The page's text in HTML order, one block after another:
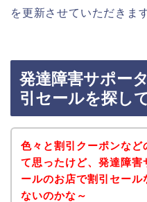
を更新させていただきま
発達障害サポー
引セールを探し
色々と割引クーポンなど
て思ったけど、発達障害
ールのお店で割引セール
ないのかな～